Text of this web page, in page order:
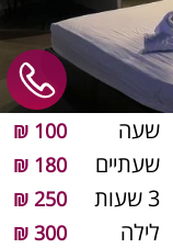
שעה 100 ₪
שעתיים 180 ₪
3 שעות 250 ₪
לילה 300 ₪